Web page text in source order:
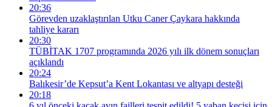
20:36
Görevden uzaklaştırılan Utku Caner Çaykara hakkında
tahliye kararı
20:30
TÜBİTAK 1707 programında 2026 yılı ilk dönem sonuçları
açıklandı
20:24
Balıkesir’de Kepsut’a Kent Lokantası ve altyapı desteği
20:18